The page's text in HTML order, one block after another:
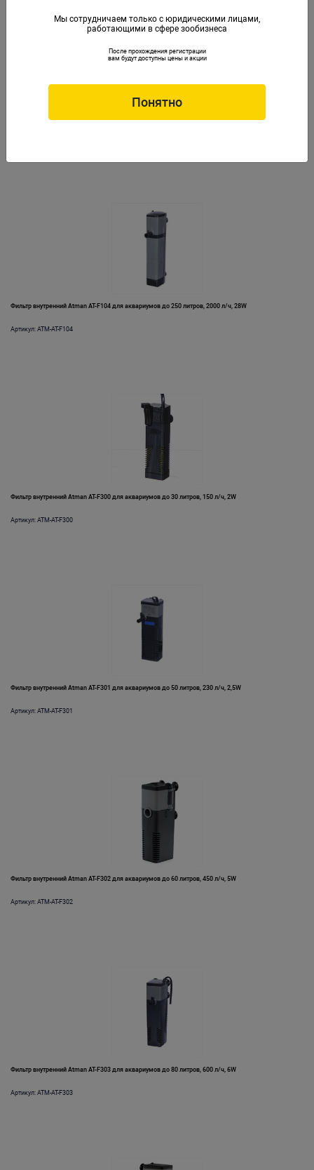
Фильтр внутренний Atman AT-F104 для аквариумов до 250 литров, 2000 л/ч, 28W
Артикул: ATM-AT-F104
Фильтр внутренний Atman AT-F300 для аквариумов до 30 литров, 150 л/ч, 2W
Артикул: ATM-AT-F300
Фильтр внутренний Atman AT-F301 для аквариумов до 50 литров, 230 л/ч, 2,5W
Артикул: ATM-AT-F301
Фильтр внутренний Atman AT-F302 для аквариумов до 60 литров, 450 л/ч, 5W
Артикул: ATM-AT-F302
Фильтр внутренний Atman AT-F303 для аквариумов до 80 литров, 600 л/ч, 6W
Артикул: ATM-AT-F303
Мы сотрудничаем только с юридическими лицами,
работающими в сфере зообизнеса
После прохождения регистрации
вам будут доступны цены и акции
Понятно